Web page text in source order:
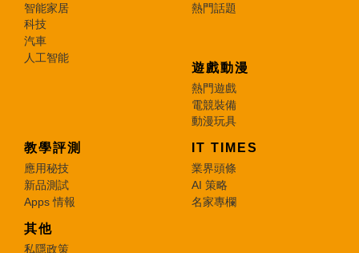
智能家居
科技
汽車
人工智能
熱門話題
遊戲動漫
熱門遊戲
電競裝備
動漫玩具
教學評測
應用秘技
新品測試
Apps 情報
IT TIMES
業界頭條
AI 策略
名家專欄
其他
私隱政策